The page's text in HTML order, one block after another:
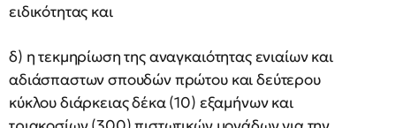
ειδικότητας και
δ) η τεκμηρίωση της αναγκαιότητας ενιαίων και
αδιάσπαστων σπουδών πρώτου και δεύτερου
κύκλου διάρκειας δέκα (10) εξαμήνων και